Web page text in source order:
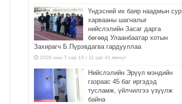
Үндэсний их баяр наадмын сур
харвааны шагналыг
нийслэлийн Засаг дарга
бөгөөд Улаанбаатар хотын
Захирагч Б.Пүрэвдагва гардууллаа
2026 оны 7 сар 15 / 11 цаг 41 минут
Нийслэлийн Эрүүл мэндийн
газраас 45 баг иргэдэд
тусламж, үйлчилгээ үзүүлж
байна